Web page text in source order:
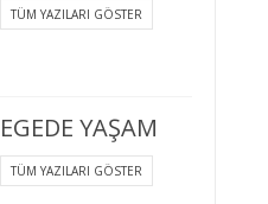
TÜM YAZILARI GÖSTER
EGEDE YAŞAM
TÜM YAZILARI GÖSTER